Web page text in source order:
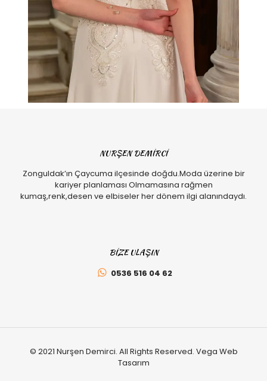
NURŞEN DEMİRCİ
Zonguldak’ın Çaycuma ilçesinde doğdu.Moda üzerine bir
kariyer planlaması Olmamasına rağmen
kumaş,renk,desen ve elbiseler her dönem ilgi alanındaydı.
BİZE ULAŞIN
0536 516 04 62
© 2021 Nurşen Demirci. All Rights Reserved. Vega Web
Tasarım